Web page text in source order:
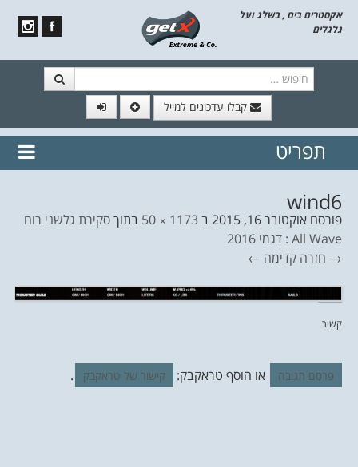
אקסטרים בים , בשלג ועל
גלגלים
קבלו עדכונים למייל
// הצטרף לרשימת תפוצה!
נשמח
תפריט
wind6
פורסם אוקטובר 16, 2015 ב1173 × 50 בתוךסקירת גלשני רוח
All Wave : דגמי 2016
→ חזרה קדימה ←
קשור
פרסם תגובה או הוסף טראקבק: קישור של טראקבק .